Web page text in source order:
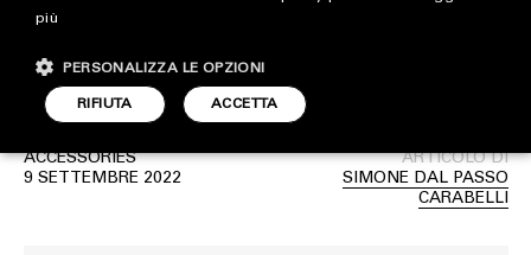
STYLE
FOOTWEAR
ACCESSORIES
tornano a collaborare per
una speciale release
ACCESSORIES
9 SETTEMBRE 2022
ARTICOLO DI
SIMONE DAL PASSO
CARABELLI
più
ACCETTA
RIFIUTA
PERSONALIZZA LE OPZIONI